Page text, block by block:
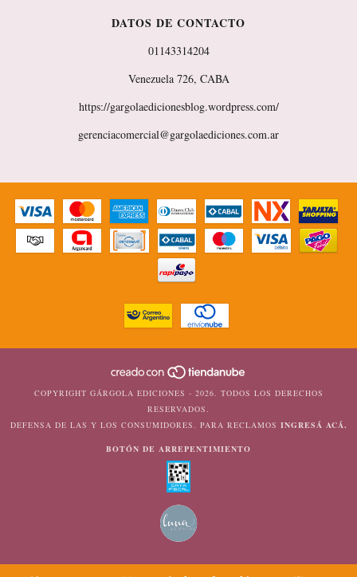
DATOS DE CONTACTO
01143314204
Venezuela 726, CABA
https://gargolaedicionesblog.wordpress.com/
gerenciacomercial@gargolaediciones.com.ar
COPYRIGHT GÁRGOLA EDICIONES - 2026. TODOS LOS DERECHOS
RESERVADOS.
DEFENSA DE LAS Y LOS CONSUMIDORES. PARA RECLAMOS INGRESÁ ACÁ.
BOTÓN DE ARREPENTIMIENTO